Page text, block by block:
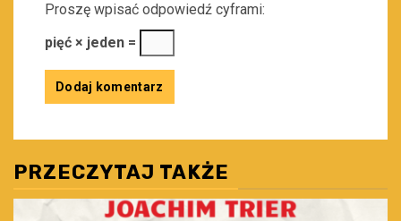
Proszę wpisać odpowiedź cyframi:
pięć × jeden =
PRZECZYTAJ TAKŻE